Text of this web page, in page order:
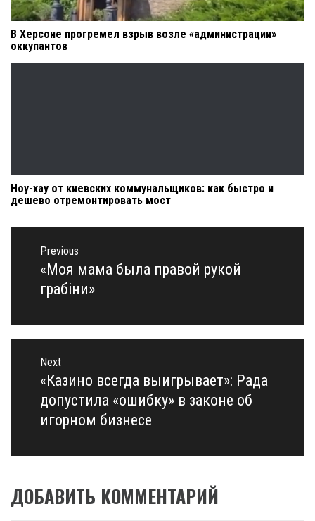
В Херсоне прогремел взрыв возле «администрации»
оккупантов
Ноу-хау от киевских коммунальщиков: как быстро и
дешево отремонтировать мост
Навигация
записям
Previous
Previous
post:
«Моя мама была правой рукой
грабіни»
Next
Next
post:
«Казино всегда выигрывает»: Рада
допустила «ошибку» в законе об
игорном бизнесе
ДОБАВИТЬ КОММЕНТАРИЙ